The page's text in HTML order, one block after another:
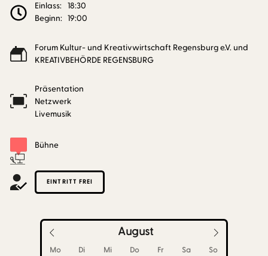
Einlass: 18:30
Beginn: 19:00
Forum Kultur- und Kreativwirtschaft Regensburg e.V. und
KREATIVBEHÖRDE REGENSBURG
Präsentation
Netzwerk
Livemusik
Bühne
EINTRITT FREI
August
Mo Di Mi Do Fr Sa So